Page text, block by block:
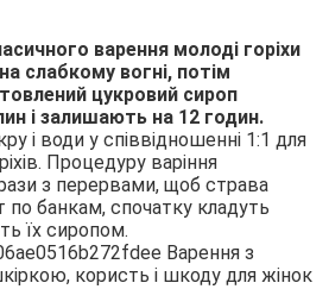
варення молоді горіхи
слабкому вогні, потім
цукровий сироп
і залишають на 12 годин.
і води у співвідношенні 1:1 для
Процедуру варіння
з перервами, щоб страва
по банкам, спочатку кладуть
їх сиропом.